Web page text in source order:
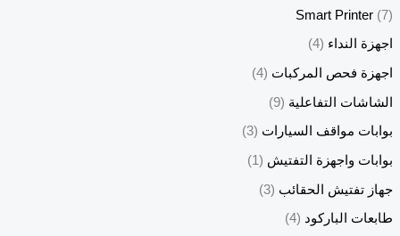
Smart Printer (7)
اجهزة النداء (4)
اجهزة فحص المركبات (4)
الشاشات التفاعلية (9)
بوابات مواقف السيارات (3)
بوابات واجهزة التفتيش (1)
جهاز تفتيش الحقائب (3)
طابعات الباركود (4)